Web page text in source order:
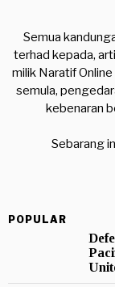
Semua
terhad kepada,
milik Naratif
semula,
kebenaran
Sebarang
POPULAR